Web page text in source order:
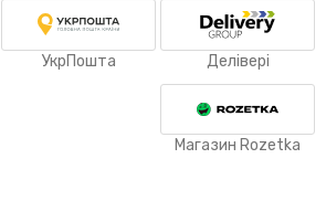
УкрПошта Делівері
Магазин Rozetka